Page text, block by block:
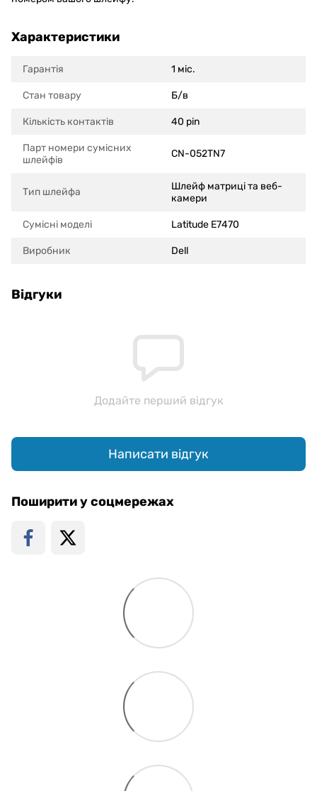
Характеристики
Гарантія 1 міс.
Стан товару Б/в
Кількість контактів 40 pin
Парт номери сумісних
шлейфів
CN-052TN7
Тип шлейфа
Шлейф матриці та веб-
камери
Сумісні моделi Latitude E7470
Виробник Dell
Відгуки
Додайте перший відгук
Написати відгук
Поширити у соцмережах